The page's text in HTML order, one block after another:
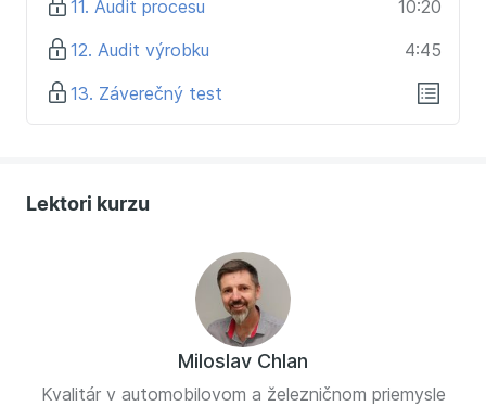
11. Audit procesu
10:20
12. Audit výrobku
4:45
13. Záverečný test
Lektori kurzu
Miloslav Chlan
Kvalitár v automobilovom a železničnom priemysle